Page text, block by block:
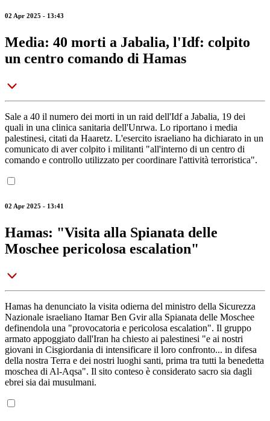
02 Apr 2025 - 13:43
Media: 40 morti a Jabalia, l'Idf: colpito
un centro comando di Hamas
Sale a 40 il numero dei morti in un raid dell'Idf a Jabalia, 19 dei
quali in una clinica sanitaria dell'Unrwa. Lo riportano i media
palestinesi, citati da Haaretz. L'esercito israeliano ha dichiarato in un
comunicato di aver colpito i militanti "all'interno di un centro di
comando e controllo utilizzato per coordinare l'attività terroristica".
02 Apr 2025 - 13:41
Hamas: "Visita alla Spianata delle
Moschee pericolosa escalation"
Hamas ha denunciato la visita odierna del ministro della Sicurezza
Nazionale israeliano Itamar Ben Gvir alla Spianata delle Moschee
definendola una "provocatoria e pericolosa escalation". Il gruppo
armato appoggiato dall'Iran ha chiesto ai palestinesi "e ai nostri
giovani in Cisgiordania di intensificare il loro confronto... in difesa
della nostra Terra e dei nostri luoghi santi, prima tra tutti la benedetta
moschea di Al-Aqsa". Il sito conteso è considerato sacro sia dagli
ebrei sia dai musulmani.